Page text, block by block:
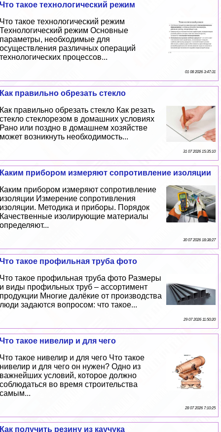
Что такое технологический режим
Что такое технологический режим
Технологический режим Основные
параметры, необходимые для
осуществления различных операций
технологических процессов...
01 08 2026 3:47:31
Как правильно обрезать стекло
Как правильно обрезать стекло Как резать
стекло стеклорезом в домашних условиях
Рано или поздно в домашнем хозяйстве
может возникнуть необходимость...
31 07 2026 15:35:10
Каким прибором измеряют сопротивление изоляции
Каким прибором измеряют сопротивление
изоляции Измерение сопротивления
изоляции. Методика и приборы. Порядок
Качественные изолирующие материалы
определяют...
30 07 2026 18:38:27
Что такое профильная труба фото
Что такое профильная труба фото Размеры
и виды профильных труб – ассортимент
продукции Многие далёкие от производства
люди задаются вопросом: что такое...
29 07 2026 11:50:20
Что такое нивелир и для чего
Что такое нивелир и для чего Что такое
нивелир и для чего он нужен? Одно из
важнейших условий, которое должно
соблюдаться во время строительства
самым...
28 07 2026 7:10:25
Как получить резину из каучука